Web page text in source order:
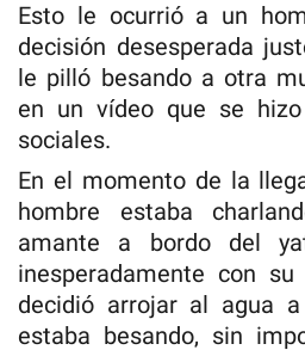
Esto le ocurrió a un
decisión desesperada
le pilló besando a otra
en un vídeo que se
sociales.
En el momento de la
hombre estaba
amante a bordo del
inesperadamente con
decidió arrojar al agua
estaba besando, sin